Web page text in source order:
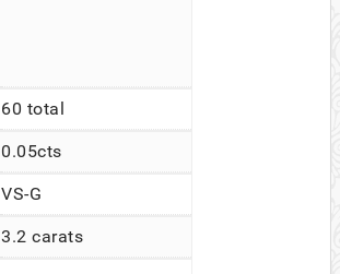
60 total
0.05cts
VS-G
3.2 carats